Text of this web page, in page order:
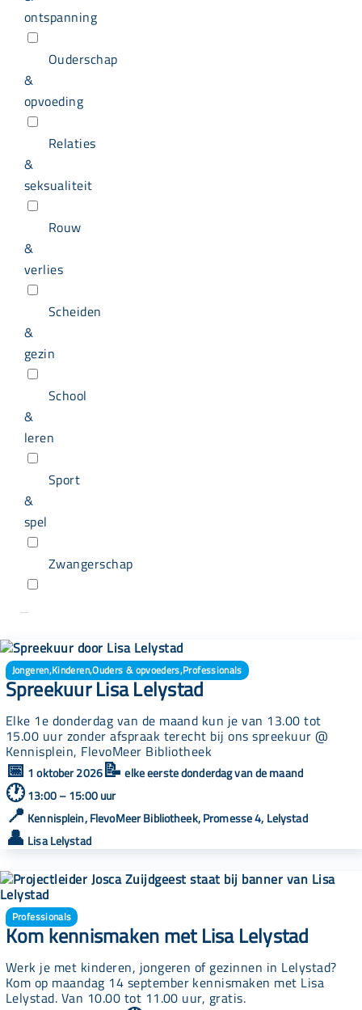
ontspanning
Ouderschap
&
opvoeding
Relaties
&
seksualiteit
Rouw
&
verlies
Scheiden
&
gezin
School
&
leren
Sport
&
spel
Zwangerschap
Jongeren,Kinderen,Ouders & opvoeders,Professionals
Spreekuur Lisa Lelystad
Elke 1e donderdag van de maand kun je van 13.00 tot
15.00 uur zonder afspraak terecht bij ons spreekuur @
Kennisplein, FlevoMeer Bibliotheek
📅 1 oktober 2026📝 elke eerste donderdag van de maand
🕐13:00 – 15:00 uur
📍 Kennisplein, FlevoMeer Bibliotheek, Promesse 4, Lelystad
👤 Lisa Lelystad
Professionals
Kom kennismaken met Lisa Lelystad
Werk je met kinderen, jongeren of gezinnen in Lelystad?
Kom op maandag 14 september kennismaken met Lisa
Lelystad. Van 10.00 tot 11.00 uur, gratis.